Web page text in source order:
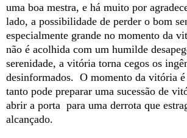
uma boa mestra, e há muito por
lado, a possibilidade de perder o bom
especialmente grande no momento da
não é acolhida com um humilde
serenidade, a vitória torna cegos os
desinformados. O momento da vitória
tanto pode preparar uma sucessão de
abrir a porta para uma derrota que
alcançado.